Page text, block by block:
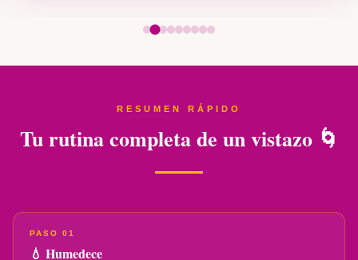
RESUMEN RÁPIDO
Tu rutina completa de un vistazo 🌀
PASO 01
💧 Humedece